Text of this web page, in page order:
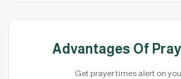
Advantages Of
Get prayer times alert on